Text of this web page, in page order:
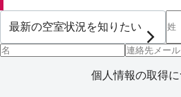
個人情報の取得